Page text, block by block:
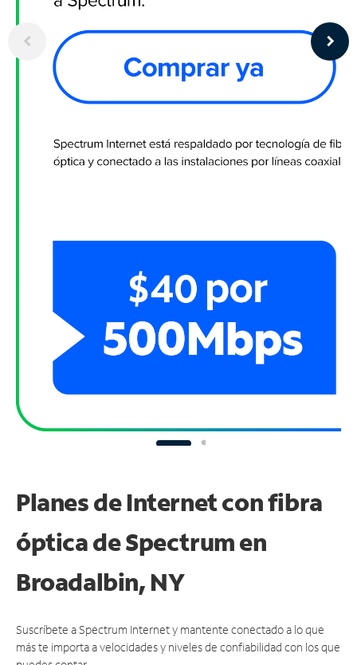
Planes de Internet con fibra
óptica de Spectrum en
Broadalbin, NY
Suscríbete a Spectrum Internet y mantente conectado a lo que
más te importa a velocidades y niveles de confiabilidad con los que